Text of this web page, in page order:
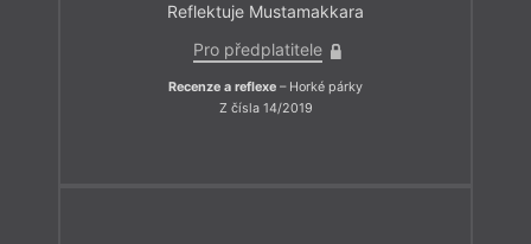
Reflektuje Mustamakkara
Pro předplatitele
Recenze a reflexe – Horké párky
Z čísla 14/2019